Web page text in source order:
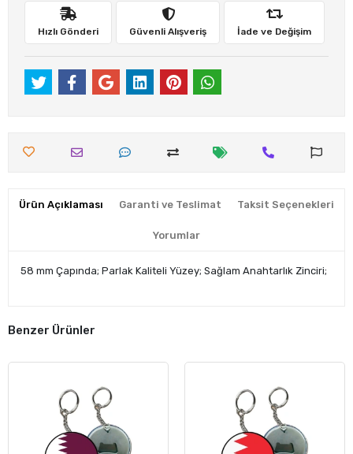
Hızlı Gönderi Güvenli Alışveriş İade ve Değişim
Ürün Açıklaması Garanti ve Teslimat Taksit Seçenekleri
Yorumlar
58 mm Çapında; Parlak Kaliteli Yüzey; Sağlam Anahtarlık Zinciri;
Benzer Ürünler